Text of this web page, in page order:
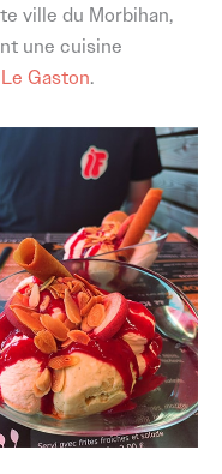
ville du Morbihan,
une cuisine
Gaston.